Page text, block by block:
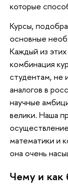
которые
Курсы,
основные
Каждый из
комбинация
студентам, не
аналогов в
научные
велики. Наша
математики и
она очень
Чему и как